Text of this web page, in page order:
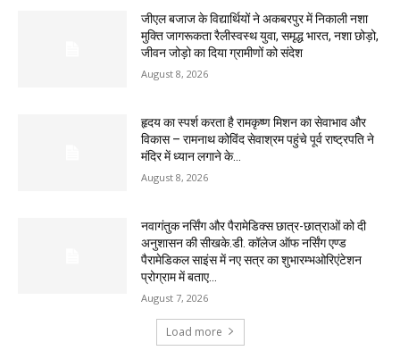
जीएल बजाज के विद्यार्थियों ने अकबरपुर में निकाली नशा
मुक्ति जागरूकता रैलीस्वस्थ युवा, समृद्ध भारत, नशा छोड़ो,
जीवन जोड़ो का दिया ग्रामीणों को संदेश
August 8, 2026
हृदय का स्पर्श करता है रामकृष्ण मिशन का सेवाभाव और
विकास – रामनाथ कोविंद सेवाश्रम पहुंचे पूर्व राष्ट्रपति ने
मंदिर में ध्यान लगाने के...
August 8, 2026
नवागंतुक नर्सिंग और पैरामेडिक्स छात्र-छात्राओं को दी
अनुशासन की सीखके.डी. कॉलेज ऑफ नर्सिंग एण्ड
पैरामेडिकल साइंस में नए सत्र का शुभारम्भओरिएंटेशन
प्रोग्राम में बताए...
August 7, 2026
Load more